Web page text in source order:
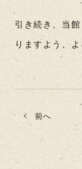
引き続き、当
りますよう、
前へ